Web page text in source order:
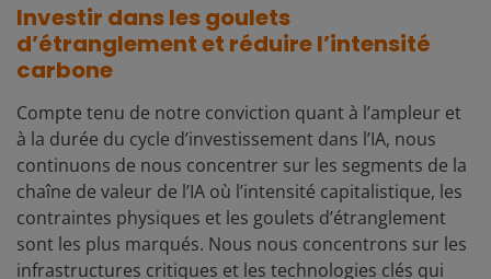
Investir dans les goulets
d’étranglement et réduire l’intensité
carbone
Compte tenu de notre conviction quant à l’ampleur et
à la durée du cycle d’investissement dans l’IA, nous
continuons de nous concentrer sur les segments de la
chaîne de valeur de l’IA où l’intensité capitalistique, les
contraintes physiques et les goulets d’étranglement
sont les plus marqués. Nous nous concentrons sur les
infrastructures critiques et les technologies clés qui